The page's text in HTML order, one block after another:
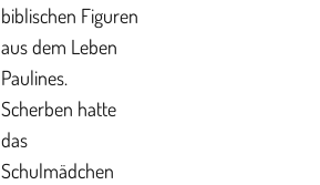
biblischen Figuren
aus dem Leben
Paulines.
Scherben hatte
das
Schulmädchen